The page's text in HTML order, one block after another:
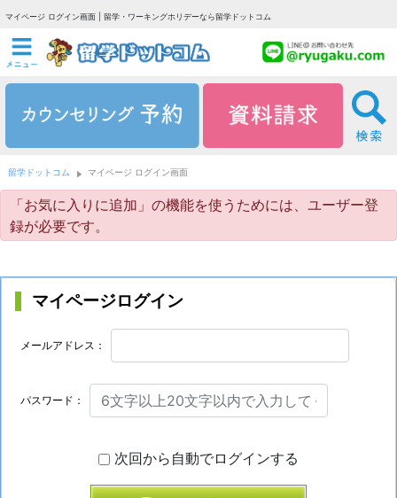
マイページ ログイン画面 | 留学・ワーキングホリデーなら留学ドットコム
留学ドットコム マイページ ログイン画面
「お気に入りに追加」の機能を使うためには、ユーザー登
録が必要です。
マイページログイン
メールアドレス：
パスワード：
次回から自動でログインする